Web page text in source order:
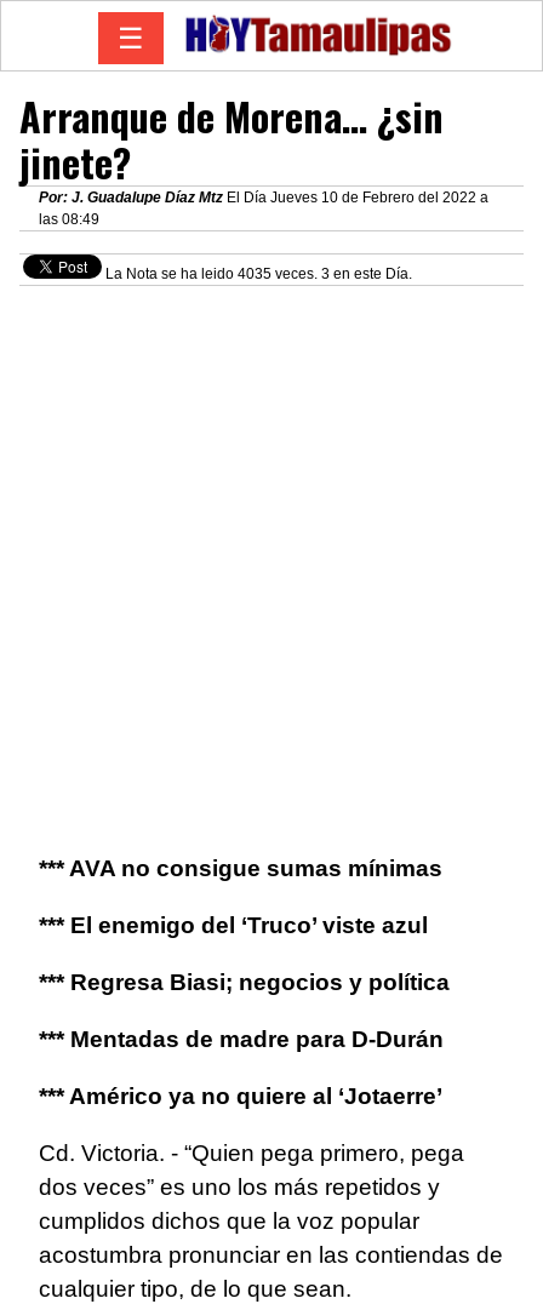
☰
Arranque de Morena… ¿sin
jinete?
Por: J. Guadalupe Díaz Mtz El Día Jueves 10 de Febrero del 2022 a
las 08:49
La Nota se ha leido 4035 veces. 3 en este Día.
*** AVA no consigue sumas mínimas
*** El enemigo del ‘Truco’ viste azul
*** Regresa Biasi; negocios y política
*** Mentadas de madre para D-Durán
*** Américo ya no quiere al ‘Jotaerre’
Cd. Victoria. - “Quien pega primero, pega
dos veces” es uno los más repetidos y
cumplidos dichos que la voz popular
acostumbra pronunciar en las contiendas de
cualquier tipo, de lo que sean.